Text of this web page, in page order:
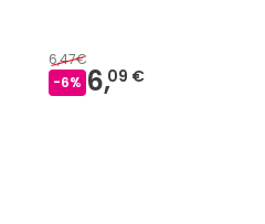
6,47€
-6% 6,09 €